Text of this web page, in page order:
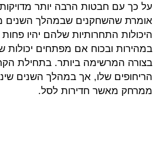
על כך עם חבטות הרבה יותר
אומרת שהשחקנים שבמהלך השנים
היכולות התחרותיות שלהם יהיו
במהירות ובכוח אם מפתחים יכולות
בצורה המרשימה ביותר. בתחילת
הריחופים שלו, אך במהלך השנים
ממרחק מאשר חדירות לסל.